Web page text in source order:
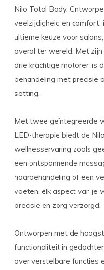
Nilo Total Body.
veelzijdigheid en comfort,
ultieme keuze voor
overal ter wereld. Met
drie krachtige motoren is
behandeling met precisie
setting.
Met twee geïntegreerde
LED-therapie biedt de
wellnesservaring zoals
een ontspannende
haarbehandeling of een
voeten, elk aspect van je
precisie en zorg verzorgd.
Ontworpen met de
functionaliteit in
over verstelbare functies